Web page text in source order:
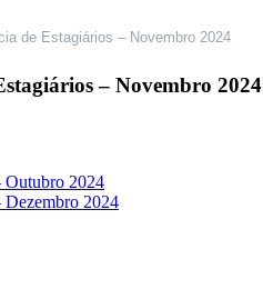
de Estagiários – Novembro 2024
– Novembro 2024
Outubro 2024
Dezembro 2024